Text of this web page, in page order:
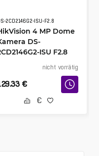
2CD2146G2-ISU-F2.8
4 MP Dome
DS-
ISU F2.8
nicht vorrätig
€